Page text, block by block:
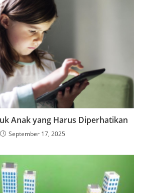
Anak yang Harus Diperhatikan
September 17, 2025